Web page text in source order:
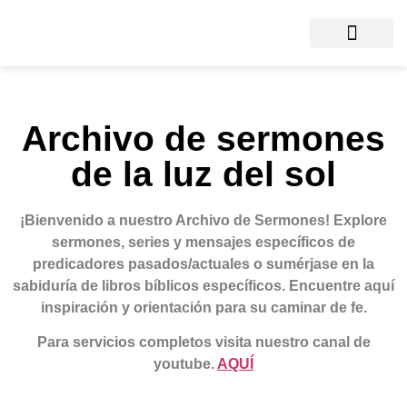
Archivo de sermones
de la luz del sol
¡Bienvenido a nuestro Archivo de Sermones! Explore
sermones, series y mensajes específicos de
predicadores pasados/actuales o sumérjase en la
sabiduría de libros bíblicos específicos. Encuentre aquí
inspiración y orientación para su caminar de fe.
Para servicios completos visita nuestro canal de
youtube. AQUÍ